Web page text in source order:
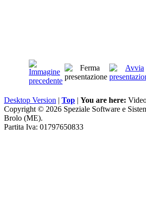
Desktop Version | Top | You are here:
Copyright © 2026 Speziale Software e
Brolo (ME).
Partita Iva: 01797650833